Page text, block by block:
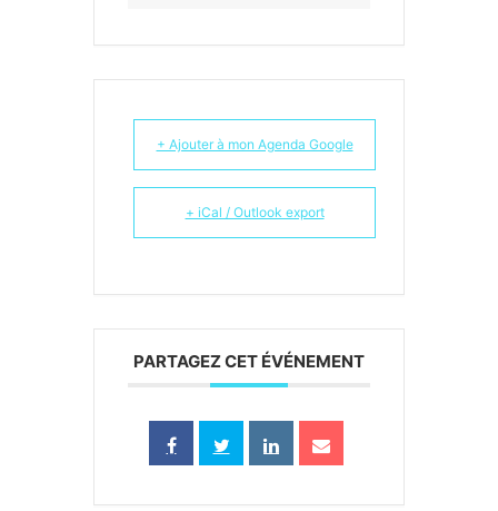
+ Ajouter à mon Agenda Google
+ iCal / Outlook export
PARTAGEZ CET ÉVÉNEMENT